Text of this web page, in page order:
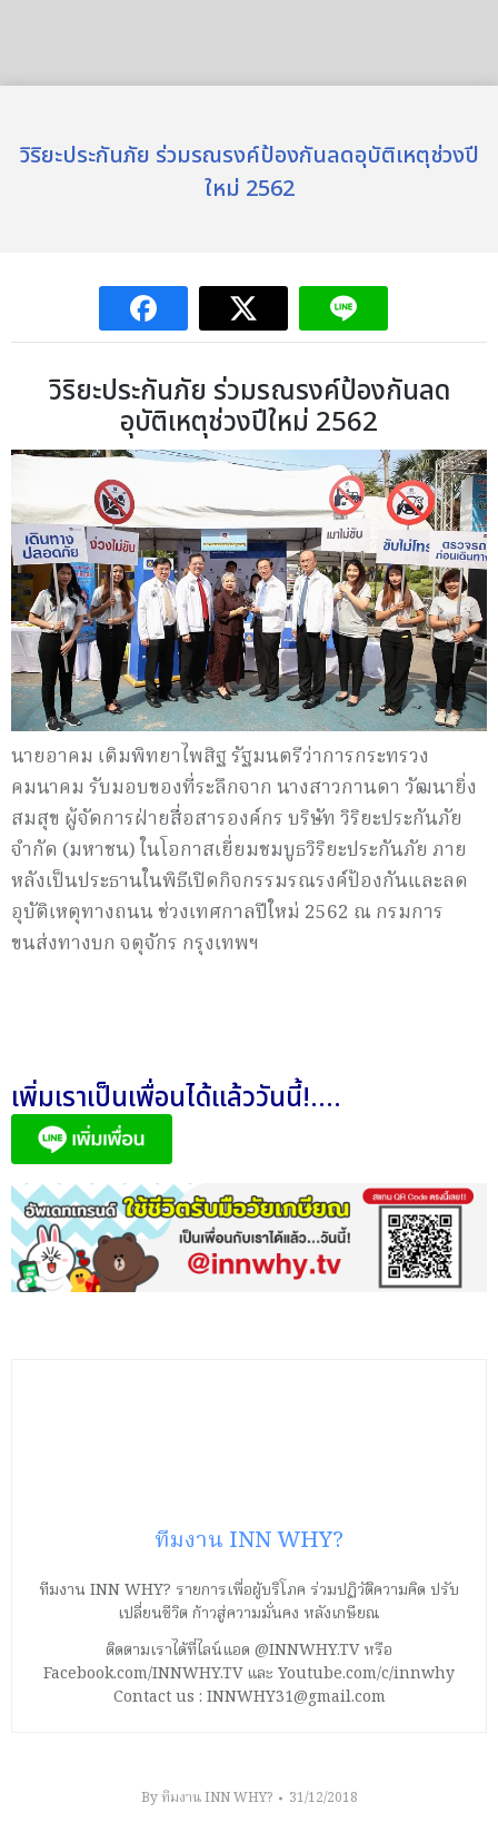
วิริยะประกันภัย ร่วมรณรงค์ป้องกันลดอุบัติเหตุช่วงปี
ใหม่ 2562
วิริยะประกันภัย ร่วมรณรงค์ป้องกันลด
อุบัติเหตุช่วงปีใหม่ 2562
นายอาคม เติมพิทยาไพสิฐ รัฐมนตรีว่าการกระทรวง
คมนาคม รับมอบของที่ระลึกจาก นางสาวกานดา วัฒนายิ่ง
สมสุข ผู้จัดการฝ่ายสื่อสารองค์กร บริษัท วิริยะประกันภัย
จำกัด (มหาชน) ในโอกาสเยี่ยมชมบูธวิริยะประกันภัย ภาย
หลังเป็นประธานในพิธีเปิดกิจกรรมรณรงค์ป้องกันและลด
อุบัติเหตุทางถนน ช่วงเทศกาลปีใหม่ 2562 ณ กรมการ
ขนส่งทางบก จตุจักร กรุงเทพฯ
เพิ่มเราเป็นเพื่อนได้แล้ววันนี้!....
ทีมงาน INN WHY?
ทีมงาน INN WHY? รายการเพื่อผู้บริโภค ร่วมปฏิวัติความคิด ปรับ
เปลี่ยนชีวิต ก้าวสู่ความมั่นคง หลังเกษียณ
ติดตามเราได้ที่ไลน์แอด @INNWHY.TV หรือ
Facebook.com/INNWHY.TV และ Youtube.com/c/innwhy
Contact us : INNWHY31@gmail.com
Byทีมงาน INN WHY? 31/12/2018